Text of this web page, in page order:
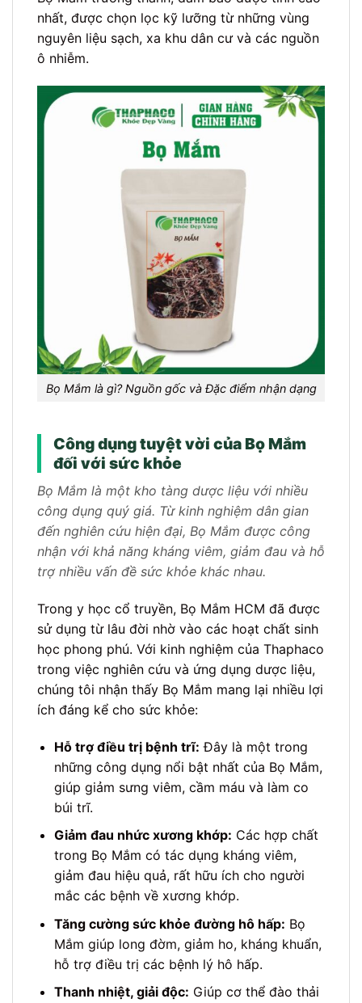
nhất, được chọn lọc kỹ lưỡng từ những vùng
nguyên liệu sạch, xa khu dân cư và các nguồn
ô nhiễm.
Bọ Mắm là gì? Nguồn gốc và Đặc điểm nhận dạng
Công dụng tuyệt vời của Bọ Mắm
đối với sức khỏe
Bọ Mắm là một kho tàng dược liệu với nhiều
công dụng quý giá. Từ kinh nghiệm dân gian
đến nghiên cứu hiện đại, Bọ Mắm được công
nhận với khả năng kháng viêm, giảm đau và hỗ
trợ nhiều vấn đề sức khỏe khác nhau.
Trong y học cổ truyền, Bọ Mắm HCM đã được
sử dụng từ lâu đời nhờ vào các hoạt chất sinh
học phong phú. Với kinh nghiệm của Thaphaco
trong việc nghiên cứu và ứng dụng dược liệu,
chúng tôi nhận thấy Bọ Mắm mang lại nhiều lợi
ích đáng kể cho sức khỏe:
Hỗ trợ điều trị bệnh trĩ: Đây là một trong
những công dụng nổi bật nhất của Bọ Mắm,
giúp giảm sưng viêm, cầm máu và làm co
búi trĩ.
Giảm đau nhức xương khớp: Các hợp chất
trong Bọ Mắm có tác dụng kháng viêm,
giảm đau hiệu quả, rất hữu ích cho người
mắc các bệnh về xương khớp.
Tăng cường sức khỏe đường hô hấp: Bọ
Mắm giúp long đờm, giảm ho, kháng khuẩn,
hỗ trợ điều trị các bệnh lý hô hấp.
Thanh nhiệt, giải độc: Giúp cơ thể đào thải